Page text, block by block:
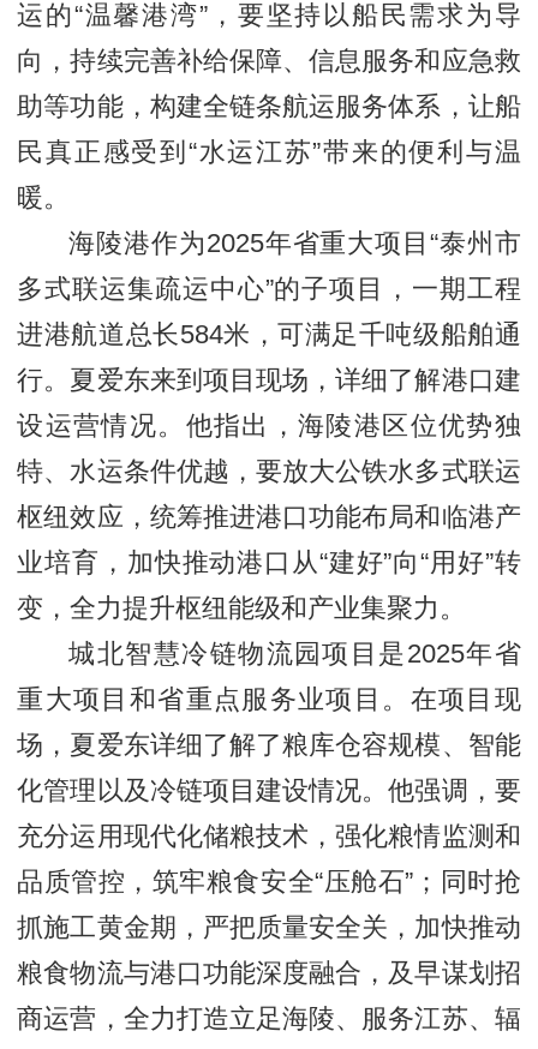
运的“温馨港湾”，要坚持以船民需求为导
向，持续完善补给保障、信息服务和应急救
助等功能，构建全链条航运服务体系，让船
民真正感受到“水运江苏”带来的便利与温
暖。
海陵港作为2025年省重大项目“泰州市
多式联运集疏运中心”的子项目，一期工程
进港航道总长584米，可满足千吨级船舶通
行。夏爱东来到项目现场，详细了解港口建
设运营情况。他指出，海陵港区位优势独
特、水运条件优越，要放大公铁水多式联运
枢纽效应，统筹推进港口功能布局和临港产
业培育，加快推动港口从“建好”向“用好”转
变，全力提升枢纽能级和产业集聚力。
城北智慧冷链物流园项目是2025年省
重大项目和省重点服务业项目。在项目现
场，夏爱东详细了解了粮库仓容规模、智能
化管理以及冷链项目建设情况。他强调，要
充分运用现代化储粮技术，强化粮情监测和
品质管控，筑牢粮食安全“压舱石”；同时抢
抓施工黄金期，严把质量安全关，加快推动
粮食物流与港口功能深度融合，及早谋划招
商运营，全力打造立足海陵、服务江苏、辐